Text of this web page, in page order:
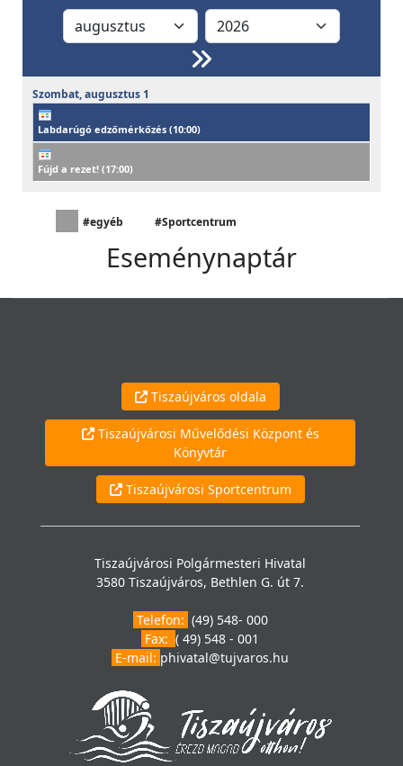
Szombat,augusztus 1
Labdarúgó edzőmérkőzés (10:00)
Fújd a rezet! (17:00)
#egyéb #Sportcentrum
Eseménynaptár
Tiszaújváros oldala
Tiszaújvárosi Művelődési Központ és
Könyvtár
Tiszaújvárosi Sportcentrum
Tiszaújvárosi Polgármesteri Hivatal
3580 Tiszaújváros, Bethlen G. út 7.
Telefon: (49) 548- 000
Fax: ( 49) 548 - 001
E-mail: phivatal@tujvaros.hu